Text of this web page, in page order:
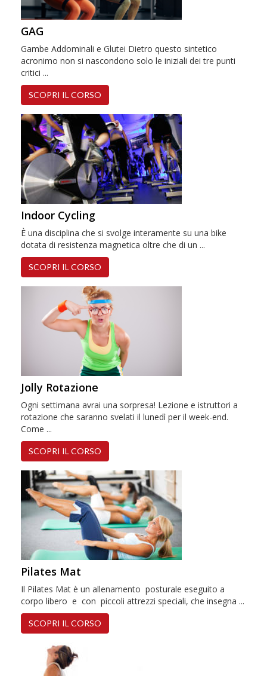
GAG
Gambe Addominali e Glutei Dietro questo sintetico
acronimo non si nascondono solo le iniziali dei tre punti
critici ...
SCOPRI IL CORSO
Indoor Cycling
È una disciplina che si svolge interamente su una bike
dotata di resistenza magnetica oltre che di un ...
SCOPRI IL CORSO
Jolly Rotazione
Ogni settimana avrai una sorpresa! Lezione e istruttori a
rotazione che saranno svelati il lunedì per il week-end.
Come ...
SCOPRI IL CORSO
Pilates Mat
Il Pilates Mat è un allenamento posturale eseguito a
corpo libero e con piccoli attrezzi speciali, che insegna ...
SCOPRI IL CORSO